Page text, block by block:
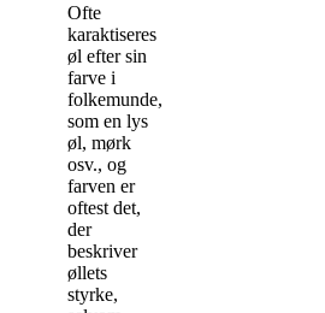
Ofte
karaktiseres
øl efter sin
farve i
folkemunde,
som en lys
øl, mørk
osv., og
farven er
oftest det,
der
beskriver
øllets
styrke,